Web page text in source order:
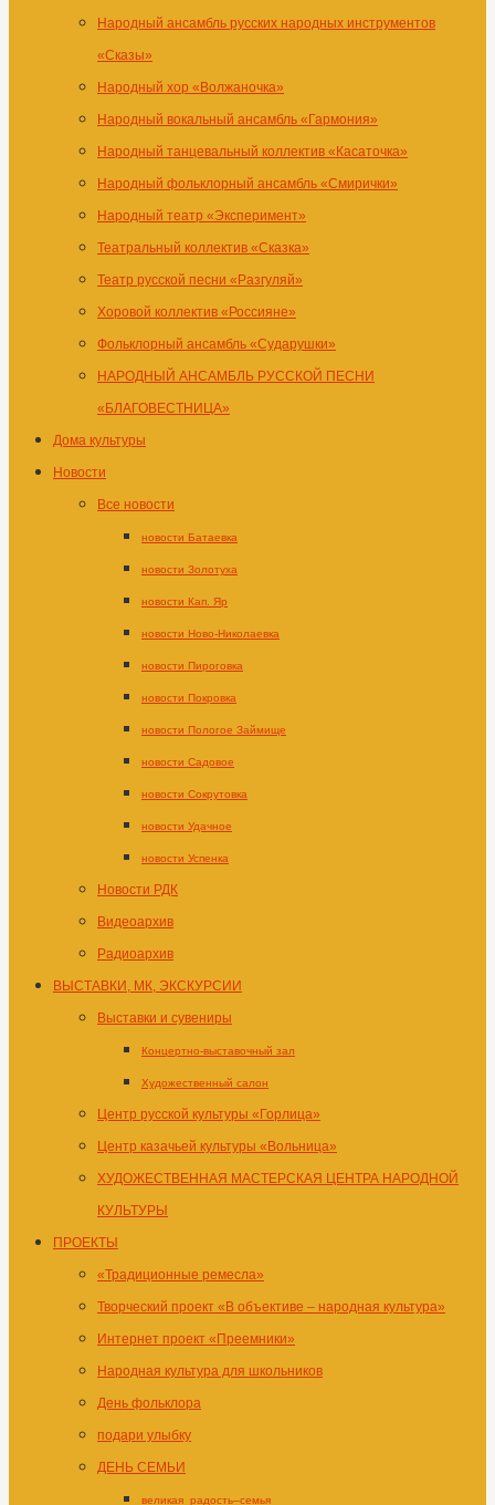
Народный ансамбль русских народных инструментов
«Сказы»
Народный хор «Волжаночка»
Народный вокальный ансамбль «Гармония»
Народный танцевальный коллектив «Касаточка»
Народный фольклорный ансамбль «Смирички»
Народный театр «Эксперимент»
Театральный коллектив «Сказка»
Театр русской песни «Разгуляй»
Хоровой коллектив «Россияне»
Фольклорный ансамбль «Сударушки»
НАРОДНЫЙ АНСАМБЛЬ РУССКОЙ ПЕСНИ
«БЛАГОВЕСТНИЦА»
Дома культуры
Новости
Все новости
новости Батаевка
новости Золотуха
новости Кап. Яр
новости Ново-Николаевка
новости Пироговка
новости Покровка
новости Пологое Займище
новости Садовое
новости Сокрутовка
новости Удачное
новости Успенка
Новости РДК
Видеоархив
Радиоархив
ВЫСТАВКИ, МК, ЭКСКУРСИИ
Выставки и сувениры
Концертно-выставочный зал
Художественный салон
Центр русской культуры «Горлица»
Центр казачьей культуры «Вольница»
ХУДОЖЕСТВЕННАЯ МАСТЕРСКАЯ ЦЕНТРА НАРОДНОЙ
КУЛЬТУРЫ
ПРОЕКТЫ
«Традиционные ремесла»
Творческий проект «В объективе – народная культура»
Интернет проект «Преемники»
Народная культура для школьников
День фольклора
подари улыбку
ДЕНЬ СЕМЬИ
великая_радость–семья